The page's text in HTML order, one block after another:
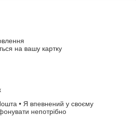
на вашу картку
• Я впевнений у своєму
непотрібно